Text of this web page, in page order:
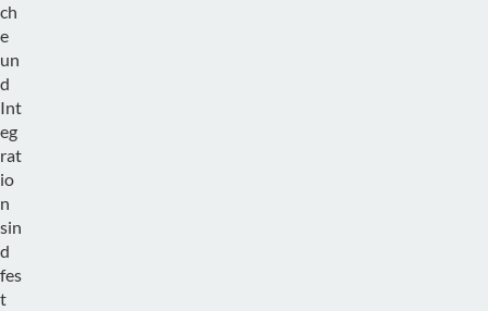
ch
e
un
d
Int
eg
rat
io
n
sin
d
fes
t